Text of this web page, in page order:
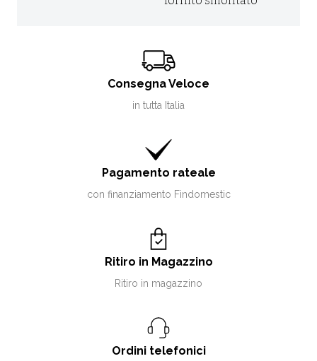
Consegna Veloce
in tutta Italia
Pagamento rateale
con finanziamento Findomestic
Ritiro in Magazzino
Ritiro in magazzino
Ordini telefonici